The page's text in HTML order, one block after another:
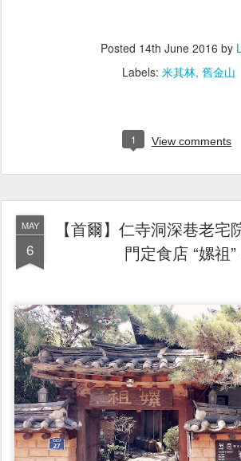
Posted 14th June 2016 by
Labels: 米其林 舊金山
1 View comments
MAY
6
【首爾】仁寺洞深巷老宅
門定食店 “嫘祖